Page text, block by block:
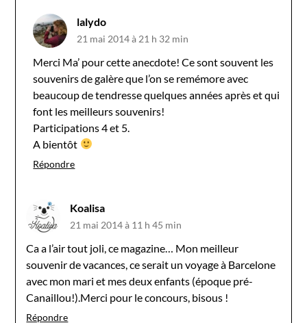
lalydo
21 mai 2014 à 21 h 32 min
Merci Ma’ pour cette anecdote! Ce sont souvent les
souvenirs de galère que l’on se remémore avec
beaucoup de tendresse quelques années après et qui
font les meilleurs souvenirs!
Participations 4 et 5.
A bientôt
Répondre
Koalisa
21 mai 2014 à 11 h 45 min
Ca a l’air tout joli, ce magazine… Mon meilleur
souvenir de vacances, ce serait un voyage à Barcelone
avec mon mari et mes deux enfants (époque pré-
Canaillou!).Merci pour le concours, bisous !
Répondre